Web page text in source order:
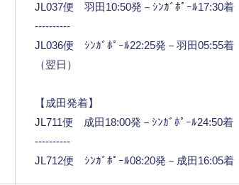
JL037便 羽田10:50発－ｼﾝｶﾞﾎﾟｰﾙ17:30着
----------
JL036便 ｼﾝｶﾞﾎﾟｰﾙ22:25発－羽田05:55着
（翌日）
【成田発着】
JL711便 成田18:00発－ｼﾝｶﾞﾎﾟｰﾙ24:50着
----------
JL712便 ｼﾝｶﾞﾎﾟｰﾙ08:20発－成田16:05着